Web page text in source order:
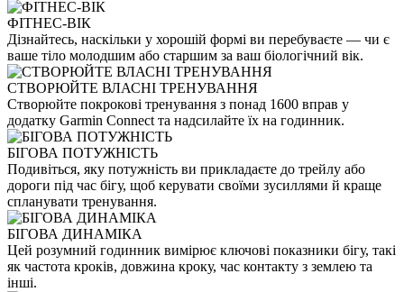
ФІТНЕС-ВІК
Дізнайтесь, наскільки у хорошій формі ви перебуваєте — чи є
ваше тіло молодшим або старшим за ваш біологічний вік.
СТВОРЮЙТЕ ВЛАСНІ ТРЕНУВАННЯ
Створюйте покрокові тренування з понад 1600 вправ у
додатку Garmin Connect та надсилайте їх на годинник.
БІГОВА ПОТУЖНІСТЬ
Подивіться, яку потужність ви прикладаєте до трейлу або
дороги під час бігу, щоб керувати своїми зусиллями й краще
спланувати тренування.
БІГОВА ДИНАМІКА
Цей розумний годинник вимірює ключові показники бігу, такі
як частота кроків, довжина кроку, час контакту з землею та
інші.